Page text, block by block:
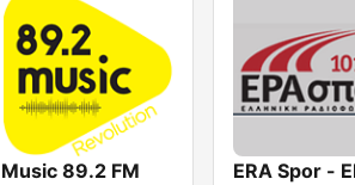
Music 89.2 FM